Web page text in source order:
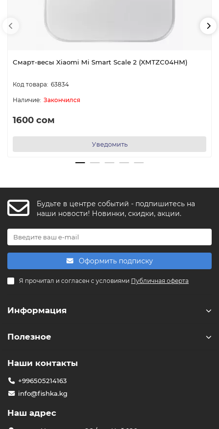
Смарт-весы Xiaomi Mi Smart Scale 2 (XMTZC04HM)
63834
Закончился
1600 сом
Уведомить
Будьте в центре событий - подпишитесь на
наши новости! Новинки, скидки, акции.
Оформить подписку
Я прочитал и согласен с условиями Публичная оферта
Информация
Полезное
Наши контакты
+996505214163
info@fishka.kg
Наш адрес
F FishkaAI
Обычно отвечаем за минуту
Чем можем помочь?